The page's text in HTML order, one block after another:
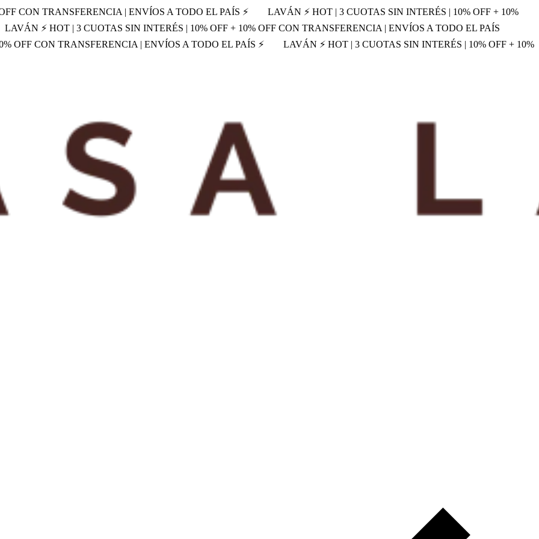
CON TRANSFERENCIA | ENVÍOS A TODO EL PAÍS ⚡
LAVÁN ⚡ HOT | 3 CUOTAS SIN INTERÉS | 10% OFF + 10%
LAVÁN ⚡ HOT | 3 CUOTAS SIN INTERÉS | 10% OFF + 10% OFF CON TRANSFERENCIA | ENVÍOS A TODO EL PAÍS
OFF CON TRANSFERENCIA | ENVÍOS A TODO EL PAÍS ⚡
LAVÁN ⚡ HOT | 3 CUOTAS SIN INTERÉS | 10% OFF + 10%